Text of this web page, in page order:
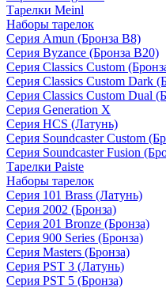
Тарелки Meinl
Наборы тарелок
Серия Amun (Бронза B8)
Серия Byzance (Бронза B20)
Серия Classics Custom
Серия Classics Custom Dark
Серия Classics Custom Dual
Серия Generation X
Серия HCS (Латунь)
Серия Soundcaster Custom
Серия Soundcaster Fusion
Тарелки Paiste
Наборы тарелок
Серия 101 Brass (Латунь)
Серия 2002 (Бронза)
Серия 201 Bronze (Бронза)
Серия 900 Series (Бронза)
Серия Masters (Бронза)
Серия PST 3 (Латунь)
Серия PST 5 (Бронза)